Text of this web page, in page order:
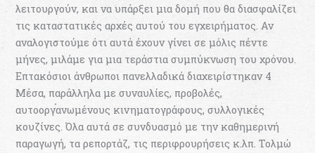
λειτουργούν, και να υπάρξει μια δομή που θα διασφαλίζει
τις καταστατικές αρχές αυτού του εγχειρήματος. Αν
αναλογιστούμε ότι αυτά έχουν γίνει σε μόλις πέντε
μήνες, μιλάμε για μια τεράστια συμπύκνωση του χρόνου.
Επτακόσιοι άνθρωποι πανελλαδικά διαχειρίστηκαν 4
Μέσα, παράλληλα με συναυλίες, προβολές,
αυτοοργανωμένους κινηματογράφους, συλλογικές
κουζίνες. Όλα αυτά σε συνδυασμό με την καθημερινή
παραγωγή, τα ρεπορτάζ, τις περιφρουρήσεις κ.λπ. Τολμώ